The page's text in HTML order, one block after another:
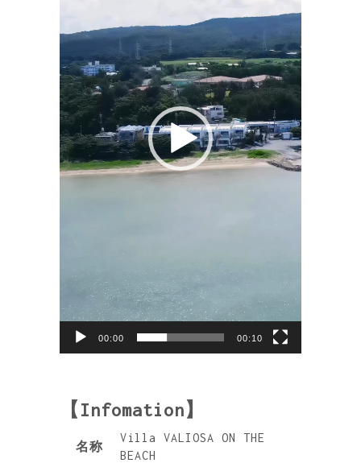
ー
00:00 00:10
【Infomation】
名称
Villa VALIOSA ON THE
BEACH